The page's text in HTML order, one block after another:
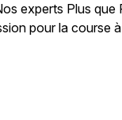
experts Plus
pour la course